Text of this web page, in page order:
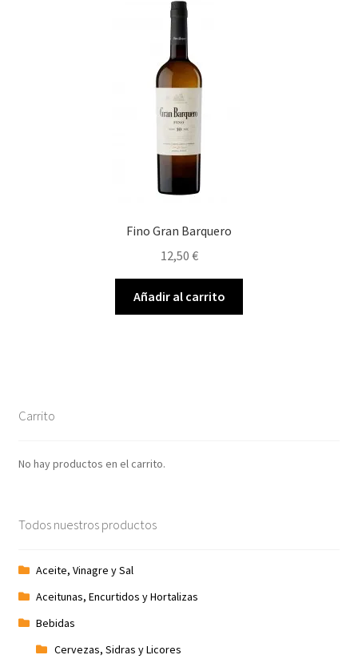
Fino Gran Barquero
12,50 €
Añadir al carrito
Carrito
No hay productos en el carrito.
Todos nuestros productos
Aceite, Vinagre y Sal
Aceitunas, Encurtidos y Hortalizas
Bebidas
Cervezas, Sidras y Licores